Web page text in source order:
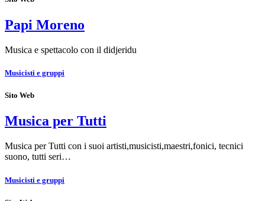
Papi Moreno
Musica e spettacolo con il didjeridu
Musicisti e gruppi
Sito Web
Musica per Tutti
Musica per Tutti con i suoi artisti,musicisti,maestri,fonici, tecnici
suono, tutti seri…
Musicisti e gruppi